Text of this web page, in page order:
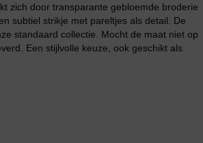
zich door transparante gebloemde broderie
subtiel strikje met pareltjes als detail. De
standaard collectie. Mocht de maat niet op
Een stijlvolle keuze, ook geschikt als